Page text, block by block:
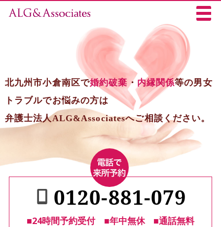
北九州市小倉南区で婚約破棄 ・ 内縁関係等の男女
トラブルでお悩みの方は
弁護士法人ALG&Associatesへご相談ください。
0120-881-079
■24時間予約受付 ■年中無休 ■通話無料